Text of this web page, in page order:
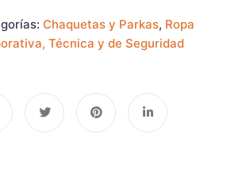
Chaquetas y Parkas, Ropa
Técnica y de Seguridad